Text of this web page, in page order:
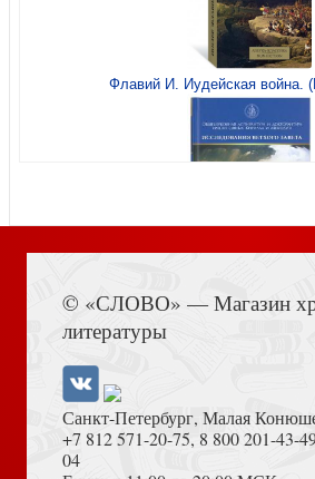
Николаева М. Некрополи
холерные кладбища и
Смит А. Книги и их создатели.
мечтатели, которые открыли
Флавий И. Иудейская война.
© «СЛОВО» — Магазин
литературы
Санкт-Петербург, Малая
+7 812 571-20-75, 8 800 201-43-
04